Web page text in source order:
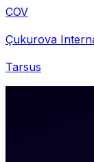
COV
Çukurova
Tarsus